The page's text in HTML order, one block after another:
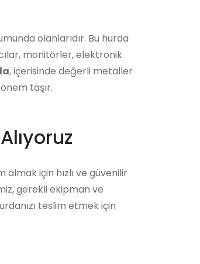
olanlarıdır. Bu hurda
monitörler, elektronik
, içerisinde değerli metaller
taşır.
almak için hızlı ve güvenilir
gerekli ekipman ve
teslim etmek için